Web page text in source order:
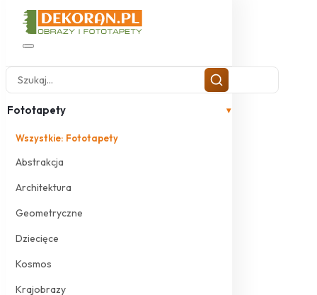
Fototapety ▾
Wszystkie: Fototapety
Abstrakcja
Architektura
Geometryczne
Dziecięce
Kosmos
Krajobrazy